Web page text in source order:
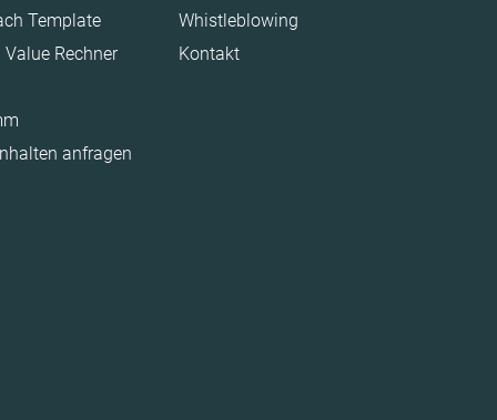
Template
Rechner
anfragen
Whistleblowing
Kontakt